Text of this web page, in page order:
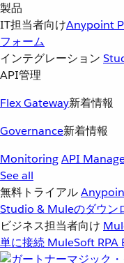
製品
IT担当者向けAnypoint
フォーム
インテグレーション
API管理
Flex Gateway新着情報
Governance新着情報
MonitoringAPI
See all
無料トライアル
Studio & Muleのダウン
ビジネス担当者向け
単に接続 MuleSoft RPA